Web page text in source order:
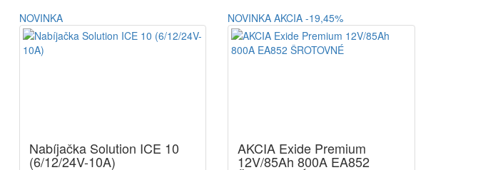
NOVINKA
Nabíjačka Solution ICE 10
(6/12/24V-10A)
NOVINKA AKCIA -19,45%
AKCIA Exide Premium
12V/85Ah 800A EA852